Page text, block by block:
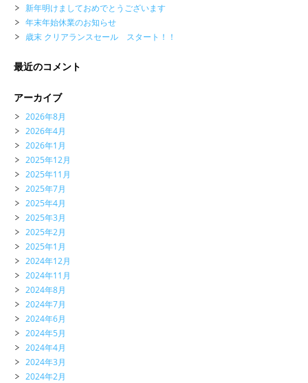
新年明けましておめでとうございます
年末年始休業のお知らせ
歳末 クリアランスセール スタート！！
最近のコメント
アーカイブ
2026年8月
2026年4月
2026年1月
2025年12月
2025年11月
2025年7月
2025年4月
2025年3月
2025年2月
2025年1月
2024年12月
2024年11月
2024年8月
2024年7月
2024年6月
2024年5月
2024年4月
2024年3月
2024年2月